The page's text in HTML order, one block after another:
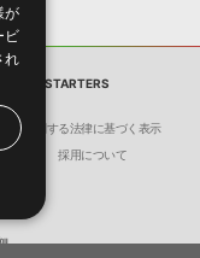
SONGSTARTERS
引に関する法律に基づく表示
いて 採用について
が
ビ
れ